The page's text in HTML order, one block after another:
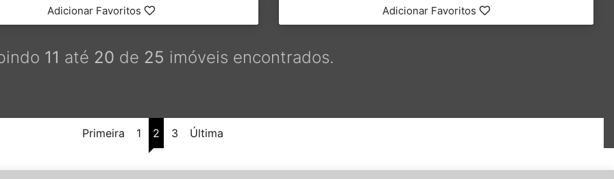
Adicionar Favoritos Adicionar Favoritos
11 até 20 de 25 imóveis encontrados.
Primeira 1 2 3 Última